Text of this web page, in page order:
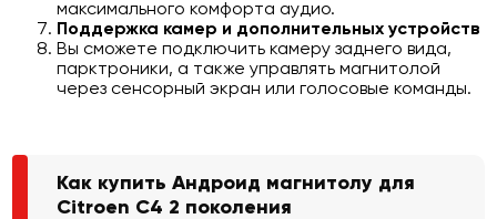
максимального комфорта аудио.
Поддержка камер и дополнительных устройств
Вы сможете подключить камеру заднего вида,
парктроники, а также управлять магнитолой
через сенсорный экран или голосовые команды.
Как купить Андроид магнитолу для
Citroen C4 2 поколения